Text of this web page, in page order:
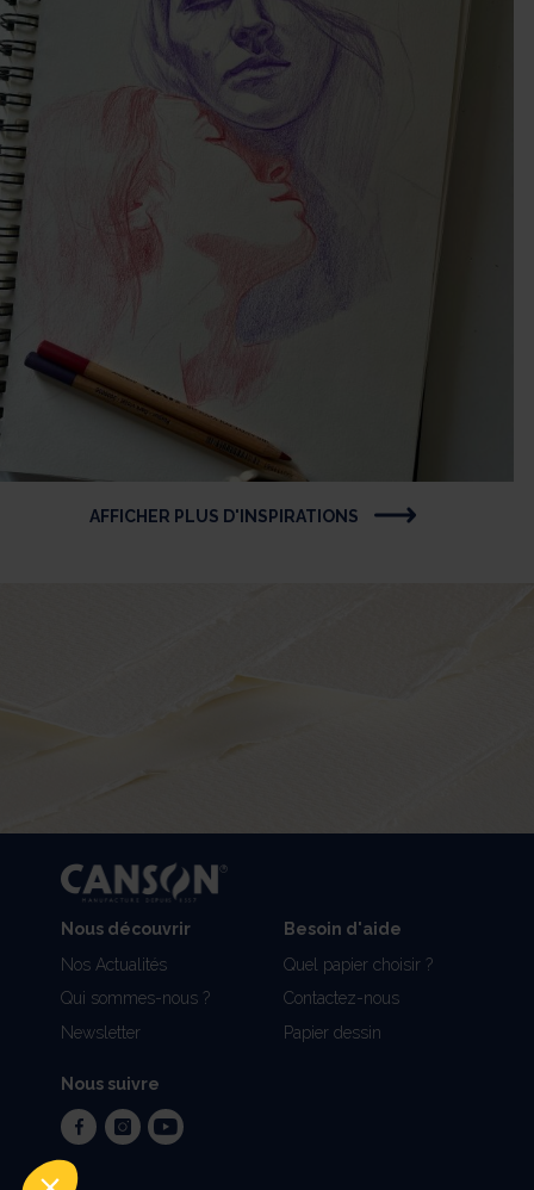
AFFICHER PLUS D'INSPIRATIONS
Nous découvrir
Nos Actualités
Qui sommes-nous ?
Newsletter
Besoin d'aide
Quel papier choisir ?
Contactez-nous
Papier dessin
Nous suivre
facebookinstagram
youtube